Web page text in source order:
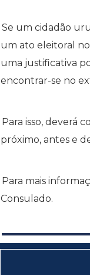
Se um cidadão
um ato eleitoral
uma justificativa
encontrar-se no
Para isso, deverá
próximo, antes e
Para mais
Consulado.